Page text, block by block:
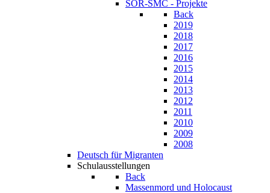
SOR-SMC - Projekte
Back
2019
2018
2017
2016
2015
2014
2013
2012
2011
2010
2009
2008
Deutsch für Migranten
Schulausstellungen
Back
Massenmord und Holocaust